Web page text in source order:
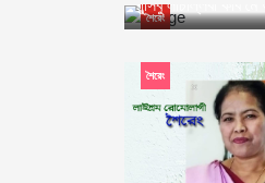
পুন্সিবু লাচল্লিবা কবি
শৈরেং
শৈরেং